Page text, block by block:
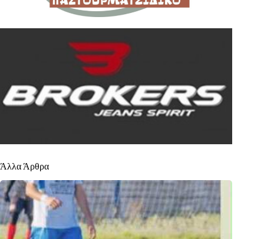
Άλλα Άρθρα